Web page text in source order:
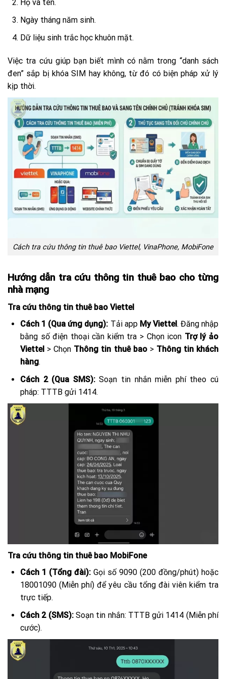
Họ và tên.
Ngày tháng năm sinh.
Dữ liệu sinh trắc học khuôn mặt.
Việc tra cứu giúp bạn biết mình có nằm trong “danh sách
đen” sắp bị khóa SIM hay không, từ đó có biện pháp xử lý
kịp thời.
Cách tra cứu thông tin thuê bao Viettel, VinaPhone, MobiFone
Hướng dẫn tra cứu thông tin thuê bao cho từng
nhà mạng
Tra cứu thông tin thuê bao Viettel
Cách 1 (Qua ứng dụng): Tải app My Viettel. Đăng nhập
bằng số điện thoại cần kiểm tra > Chọn icon Trợ lý ảo
Viettel > Chọn Thông tin thuê bao> Thông tin khách
hàng.
Cách 2 (Qua SMS):Soạn tin nhắn miễn phí theo cú
pháp: TTTB gửi 1414.
Tra cứu thông tin thuê bao MobiFone
Cách 1 (Tổng đài): Gọi số 9090 (200 đồng/phút) hoặc
18001090 (Miễn phí) để yêu cầu tổng đài viên kiểm tra
trực tiếp.
Cách 2 (SMS):Soạn tin nhắn: TTTB gửi 1414 (Miễn phí
cước).